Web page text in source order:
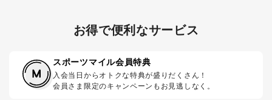
お得で便利なサービス
スポーツマイル会員特典
入会当日からオトクな特典が盛りだくさん！
会員さま限定のキャンペーンもお見逃しなく。